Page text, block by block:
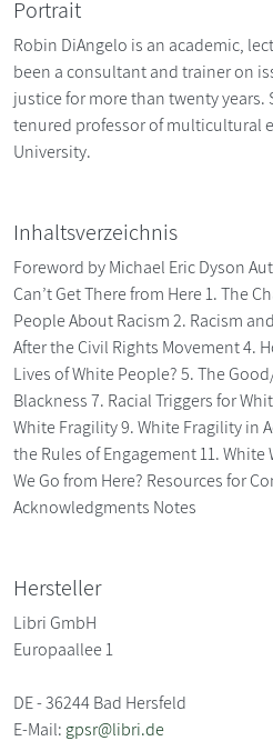
Portrait
Robin DiAngelo is an academic,
been a consultant and trainer on
justice for more than twenty years.
tenured professor of multicultural
University.
Inhaltsverzeichnis
Foreword by Michael Eric Dyson
Can’t Get There from Here 1. The
People About Racism 2. Racism
After the Civil Rights Movement 4.
Lives of White People? 5. The
Blackness 7. Racial Triggers for
White Fragility 9. White Fragility in
the Rules of Engagement 11. White
We Go from Here? Resources for
Acknowledgments Notes
Hersteller
Libri GmbH
Europaallee 1
DE - 36244 Bad Hersfeld
E-Mail: gpsr@libri.de